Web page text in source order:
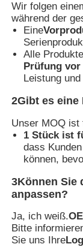
Wir folgen
während der
Eine
Alle
Prüfung
Leistung
2Gibt es eine
Unser MOQ ist
1 Stück ist
dass
können,
3Können Sie
anpassen?
Ja, ich weiß.
Bitte
Sie uns Ihre